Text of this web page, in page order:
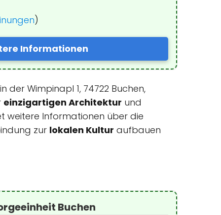
)
Informationen
der Wimpinapl 1, 74722 Buchen,
einzigartigen Architektur und
weitere Informationen über die
zur lokalen Kultur aufbauen
Buchen